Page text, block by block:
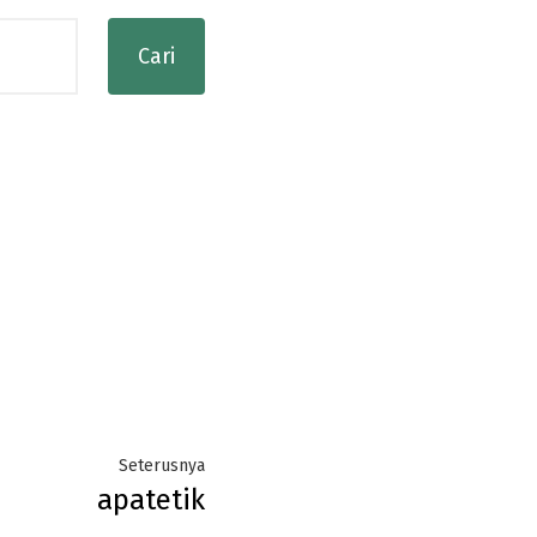
SeterusnyaNext
post:
apatetik